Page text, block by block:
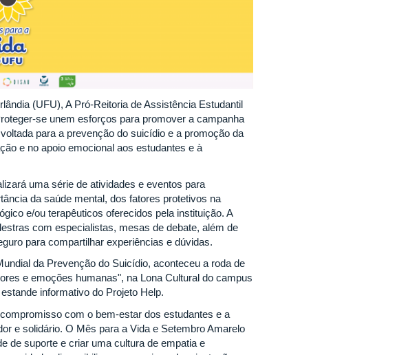
(UFU), A Pró-Reitoria de Assistência Estudantil
se unem esforços para promover a campanha
para a prevenção do suicídio e a promoção da
e no apoio emocional aos estudantes e à
uma série de atividades e eventos para
da saúde mental, dos fatores protetivos na
e/ou terapêuticos oferecidos pela instituição. A
com especialistas, mesas de debate, além de
para compartilhar experiências e dúvidas.
da Prevenção do Suicídio, aconteceu a roda de
e emoções humanas", na Lona Cultural do campus
informativo do Projeto Help.
com o bem-estar dos estudantes e a
e solidário. O Mês para a Vida e Setembro Amarelo
de suporte e criar uma cultura de empatia e